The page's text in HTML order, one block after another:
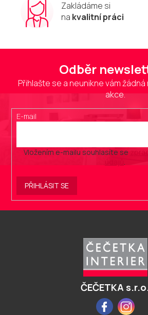
Zakládáme si
na kvalitní práci
Odběr
Přihlašte se a neunikne vám
akce.
E-mail
Vložením e-mailu souhlasíte se
.
PŘIHLÁSIT SE
ČEČETKA
Facebook